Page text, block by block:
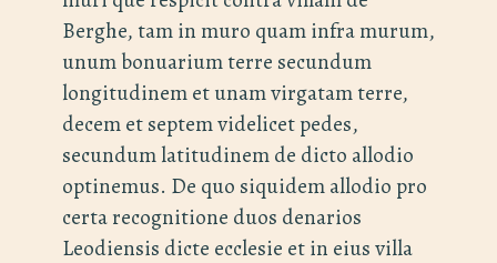
Berghe, tam in muro quam infra murum,
unum bonuarium terre secundum
longitudinem et unam virgatam terre,
decem et septem videlicet pedes,
secundum latitudinem de dicto allodio
optinemus. De quo siquidem allodio pro
certa recognitione duos denarios
Leodiensis dicte ecclesie et in eius villa